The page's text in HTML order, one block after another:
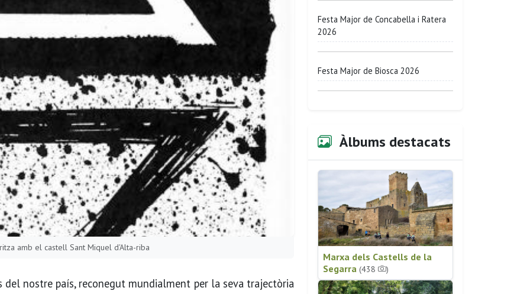
amb el castell Sant Miquel d'Alta-riba
del nostre país, reconegut mundialment per la seva trajectòria
Festa Major de Concabella i Ratera
2026
Festa Major de Biosca 2026
Àlbums destacats
Marxa dels Castells de la
Segarra (438 )